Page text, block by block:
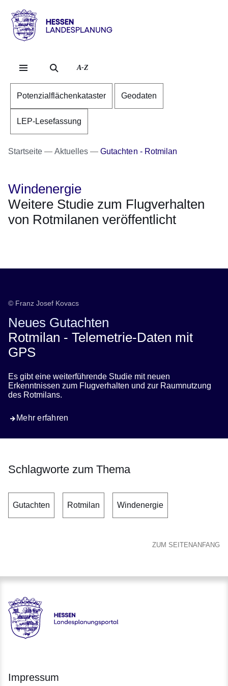
Hessen
LandesplanungA-Z
Potenzialflächenkataster Geodaten
LEP-Lesefassung
Startseite Aktuelles Gutachten - Rotmilan
Windenergie
Weitere Studie zum Flugverhalten
von Rotmilanen veröffentlicht
© Franz Josef Kovacs
Neues Gutachten
Rotmilan - Telemetrie-Daten mit
GPS
Es gibt eine weiterführende Studie mit neuen
Erkenntnissen zum Flugverhalten und zur Raumnutzung
des Rotmilans.
Mehr erfahren
Schlagworte zum Thema
Gutachten Rotmilan Windenergie
ZUM SEITENANFANG
Hessen - Landesplanungsportal
Impressum